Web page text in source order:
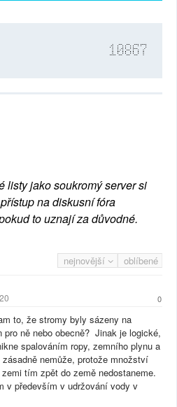
10867
listy jako soukromý server si
na diskusní fóra
to uznají za důvodné.
nejnovější oblíbené
0
to, že stromy byly sázeny na
ně nebo obecně? Jinak je logické,
spalováním ropy, zemního plynu a
nemůže, protože množství
tím zpět do země nedostaneme.
v především v udržování vody v